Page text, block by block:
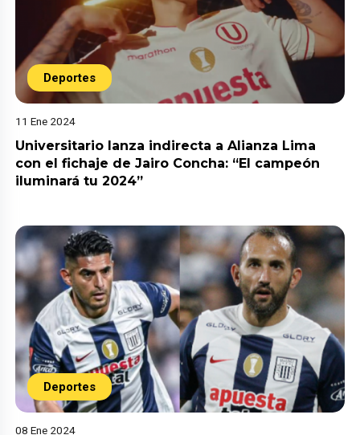
Deportes
11 Ene 2024
Universitario lanza indirecta a Alianza Lima
con el fichaje de Jairo Concha: “El campeón
iluminará tu 2024”
Deportes
08 Ene 2024